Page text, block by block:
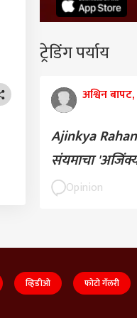
ट्रेडिंग पर्याय
अश्विन
Ajinkya
संयमाचा
Opinion
व्हिडीओ फोटो गॅलरी